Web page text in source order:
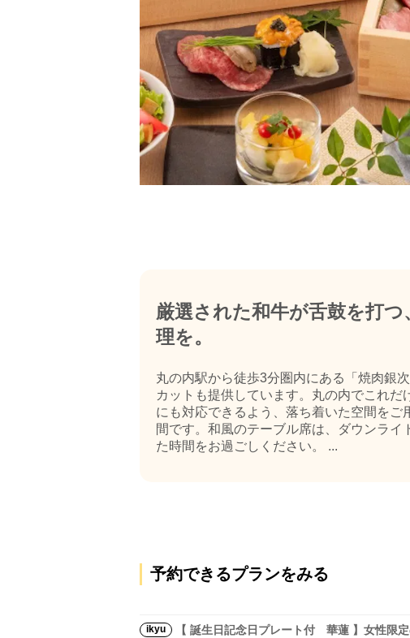
厳選された和牛が舌鼓を打
理を。
丸の内駅から徒歩3分圏内にある「焼肉銀
カットも提供しています。丸の内でこれ
にも対応できるよう、落ち着いた空間を
間です。和風のテーブル席は、ダウンラ
た時間をお過ごしください。 ...
予約できるプランをみる
ikyu 【 誕生日記念日プレート付 華蓮 】女性限